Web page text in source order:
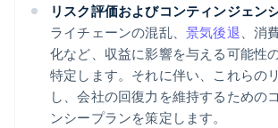
リスク評価およびコンティンジェン
ライチェーンの混乱、 景気後退、消
化など、収益に影響を与える可能性
特定します。それに伴い、これらの
し、会社の回復力を維持するための
ンシープランを策定します。